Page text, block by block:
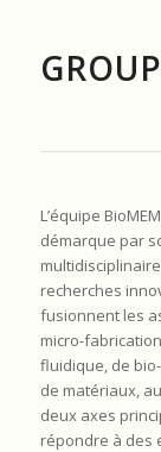
L’équipe
démarque par
recherches
fusionnent les
micro-
fluidique, de
de matériaux,
deux axes
répondre à des